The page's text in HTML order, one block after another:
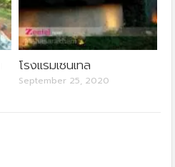
โรงแรมเซนเทล
September 25, 2020